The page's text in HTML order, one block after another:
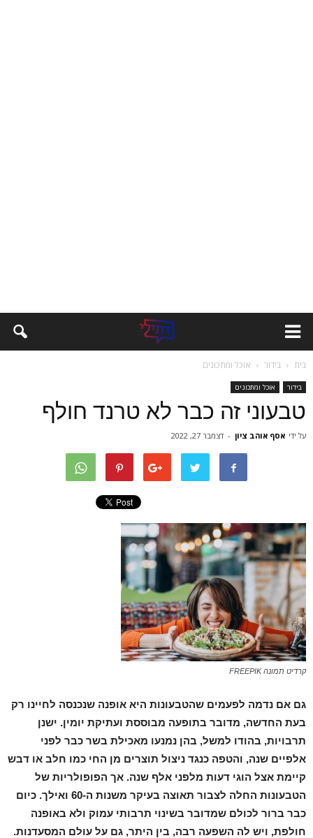
בית בידור אוכל ומתכונים
בידור אוכל ומתכונים
טבעוני זה כבר לא טרנד חולף
על ידי אסף אוהב ציון - דצמבר 27, 2022
קרדיט תמונה FREEPIK
גם אם נדמה לפעמים שהטבעונות היא אופנה שנכנסה לחיינו רק
בעת החדשה, מדובר בתופעה מבוססת ועתיקת יומין. ישנן
תרבויות, בהודו למשל, בהן נמנעו מאכילת בשר כבר לפני
אלפיים שנה, והטפה כנגד ניצול תוצרים מן החי כמו חלב או דבש
קיימת אצל הוגי דעות מלפני אלף שנה. אך הפופולריות של
הטבעונות החלה לצבור תאוצה בעיקר משנות ה-60 ואילך. כיום
כבר ברור לכולם שמדובר בשינוי תרבותי עמוק ולא באופנה
חולפת, ויש לה השפעה רבה, בין היתר, גם על עולם המסעדנות.